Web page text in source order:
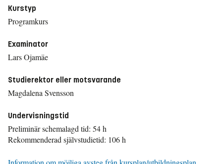
Kurstyp
Programkurs
Examinator
Lars Ojamäe
Studierektor eller motsvarande
Magdalena Svensson
Undervisningstid
Preliminär schemalagd tid: 54 h
Rekommenderad självstudietid: 106 h